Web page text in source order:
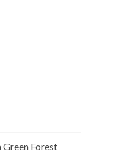
Forest